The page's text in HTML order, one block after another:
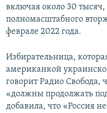
включая около 30
полномасштабного
феврале 2022 года.
Избирательница,
американкой
говорит Радио
«должны продолжать
добавила, что «Россия